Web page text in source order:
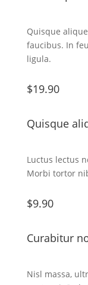
Quisque
faucibus. In
ligula.
$19.90
Quisque
Luctus lectus
Morbi tortor
$9.90
Curabitur
Nisl massa,